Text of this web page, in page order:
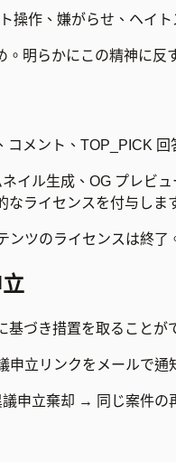
操作、嫌がらせ、ヘイ
明らかにこの精神に
メント、TOP_PICK
イル生成、OG プレビ
なライセンスを付与しま
ンツのライセンスは終
基づき措置を取ること
申立リンクをメールで
申立棄却 → 同じ案件の